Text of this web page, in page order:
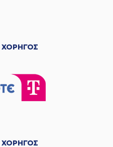
ΧΟΡΗΓΟΣ
ΧΟΡΗΓΟΣ